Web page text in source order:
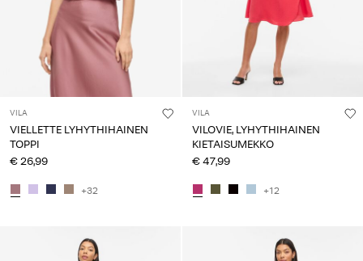
VILA
VIELLETTE LYHYTHIHAINEN
TOPPI
€ 26,99
+32
VILA
VILOVIE, LYHYTHIHAINEN
KIETAISUMEKKO
€ 47,99
+12